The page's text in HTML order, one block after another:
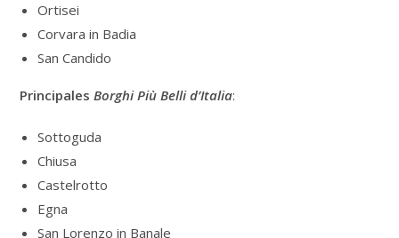
Ortisei
Corvara in Badia
San Candido
PrincipalesBorghi Più Belli d’Italia:
Sottoguda
Chiusa
Castelrotto
Egna
San Lorenzo in Banale